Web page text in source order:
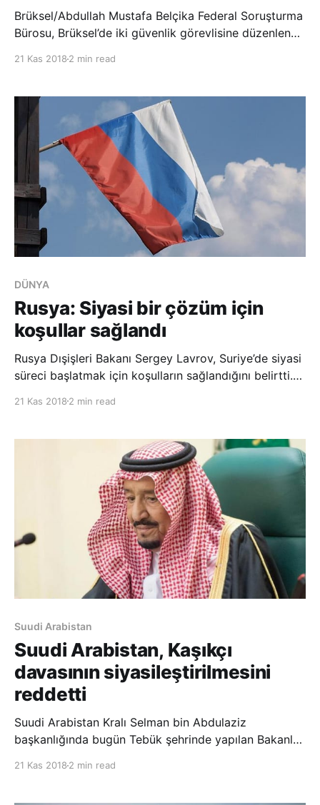
Brüksel/Abdullah Mustafa Belçika Federal Soruşturma
Bürosu, Brüksel’de iki güvenlik görevlisine düzenlenen
gerçekleştirdiği soygundan dolayı sabıkası bulun
21 Kas 2018 2 min read
DÜNYA
Rusya: Siyasi bir çözüm için
koşullar sağlandı
Rusya Dışişleri Bakanı Sergey Lavrov, Suriye’de siyasi
süreci başlatmak için koşulların sağlandığını belirtti.
Suriye’nin dağılmasını engellediğini, teröre büyük bir
sağlamak için koşulları oluşturduğunu
21 Kas 2018 2 min read
Suudi Arabistan
Suudi Arabistan, Kaşıkçı
davasının siyasileştirilmesini
reddetti
Suudi Arabistan Kralı Selman bin Abdulaziz
başkanlığında bugün Tebük şehrinde yapılan Bakanlar
21 Kas 2018 2 min read